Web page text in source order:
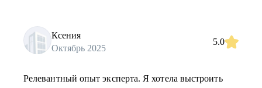
Ксения
Октябрь 2025
5.0
Релевантный опыт эксперта. Я хотела выстроить